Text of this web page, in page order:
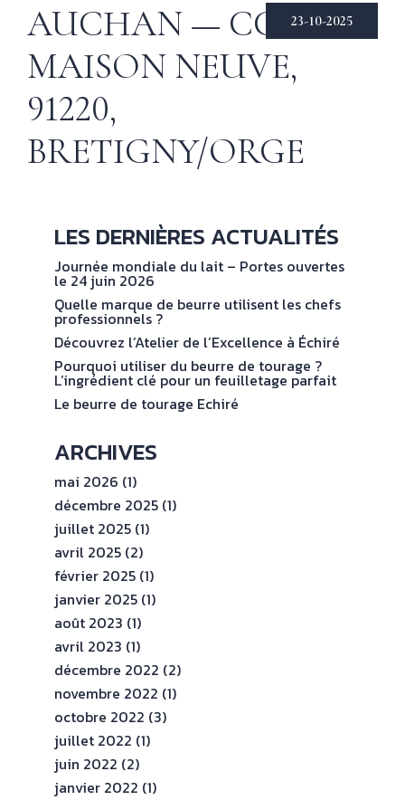
ÉCHIRÉ
NOS PRODUITS
D’EXCELLENCE
CHARENTES-
POITOU AOP
NOS
ENGAGEMENTS
ESPACE
PROFESSIONNEL
CONTACT
23-10-2025
AUCHAN — CC
MAISON NEUVE,
91220,
BRETIGNY/ORGE
LES DERNIÈRES ACTUALITÉS
Journée mondiale du lait – Portes ouvertes
le 24 juin 2026
Quelle marque de beurre utilisent les chefs
professionnels ?
Découvrez l’Atelier de l’Excellence à Échiré
Pourquoi utiliser du beurre de tourage ?
L’ingrédient clé pour un feuilletage parfait
Le beurre de tourage Echiré
ARCHIVES
mai 2026 (1)
décembre 2025 (1)
juillet 2025 (1)
avril 2025 (2)
février 2025 (1)
janvier 2025 (1)
août 2023 (1)
avril 2023 (1)
décembre 2022 (2)
novembre 2022 (1)
octobre 2022 (3)
juillet 2022 (1)
juin 2022 (2)
janvier 2022 (1)